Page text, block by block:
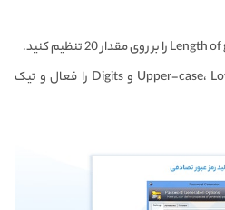
c) تیک گزینه های Upper-case، Lower-case و Digits را فعال و تیک